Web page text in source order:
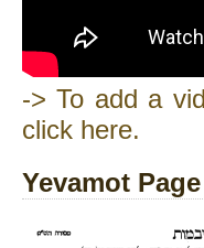
-> To add a
click here.
Yevamot